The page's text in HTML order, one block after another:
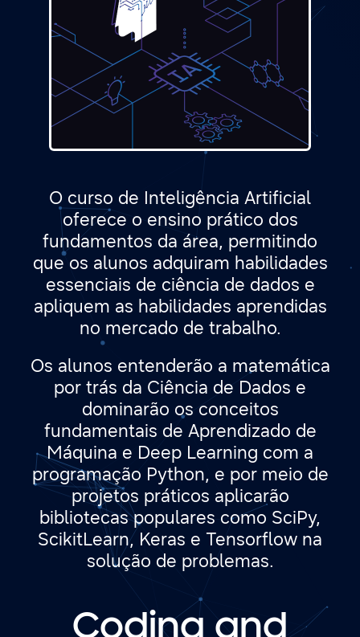
O curso de Inteligência Artificial
oferece o ensino prático dos
fundamentos da área, permitindo
que os alunos adquiram habilidades
essenciais de ciência de dados e
apliquem as habilidades aprendidas
no mercado de trabalho.
Os alunos entenderão a matemática
por trás da Ciência de Dados e
dominarão os conceitos
fundamentais de Aprendizado de
Máquina e Deep Learning com a
programação Python, e por meio de
projetos práticos aplicarão
bibliotecas populares como SciPy,
ScikitLearn, Keras e Tensorflow na
solução de problemas.
Coding and